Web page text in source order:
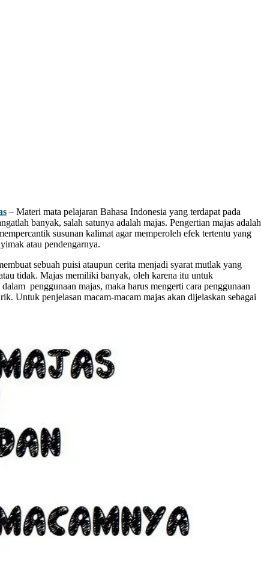
– Materi mata pelajaran Bahasa Indonesia yang terdapat pada
banyak, salah satunya adalah majas. Pengertian majas adalah
susunan kalimat agar memperoleh efek tertentu yang
atau pendengarnya.
sebuah puisi ataupun cerita menjadi syarat mutlak yang
tidak. Majas memiliki banyak, oleh karena itu untuk
penggunaan majas, maka harus mengerti cara penggunaan
Untuk penjelasan macam-macam majas akan dijelaskan sebagai